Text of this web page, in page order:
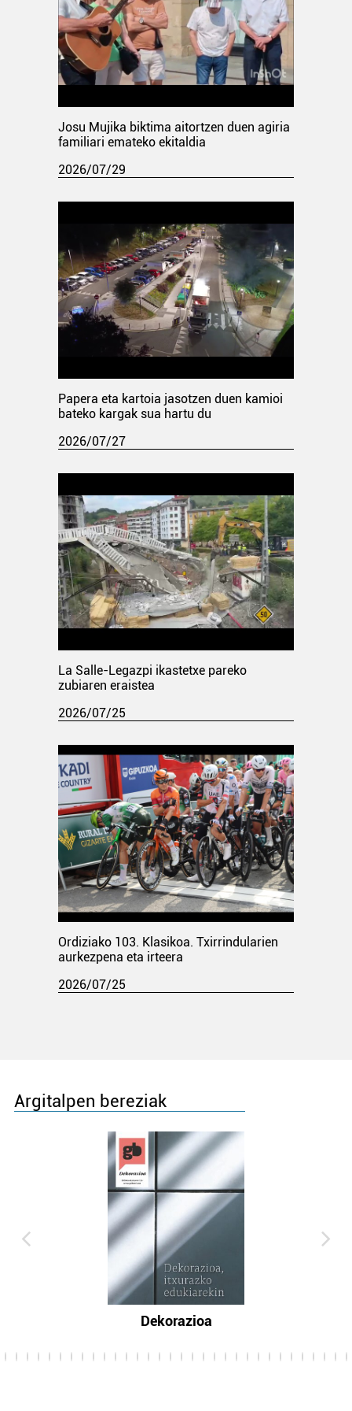
Josu Mujika biktima aitortzen duen agiria
familiari emateko ekitaldia
2026/07/29
Papera eta kartoia jasotzen duen kamioi
bateko kargak sua hartu du
2026/07/27
La Salle-Legazpi ikastetxe pareko
zubiaren eraistea
2026/07/25
Ordiziako 103. Klasikoa. Txirrindularien
aurkezpena eta irteera
2026/07/25
Argitalpen bereziak
Dekorazioa